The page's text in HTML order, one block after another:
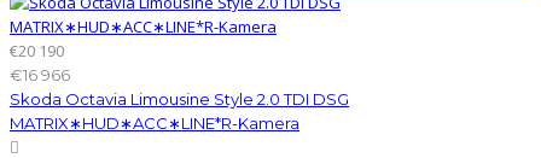
€20 190
€16 966
Skoda Octavia Limousine Style 2.0 TDI DSG
MATRIX∗HUD∗ACC∗LINE*R-Kamera